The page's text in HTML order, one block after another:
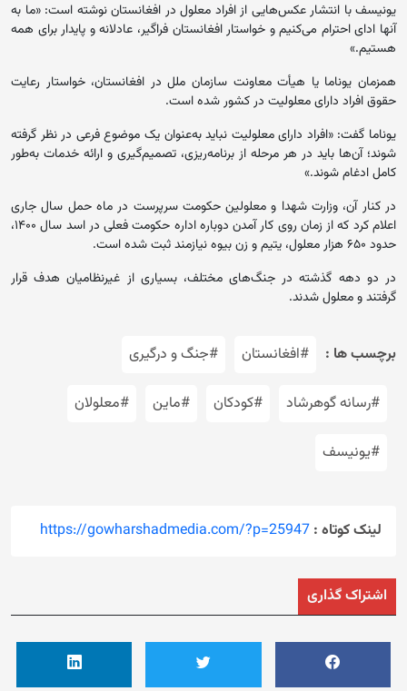
یونیسف با انتشار عکس‌هایی از افراد معلول در افغانستان نوشته است: «ما به
آنها ادای احترام می‌کنیم و خواستار افغانستان فراگیر، عادلانه و پایدار برای همه
هستیم.»
همزمان یوناما یا هیأت معاونت سازمان ملل در افغانستان، خواستار رعایت
حقوق افراد دارای معلولیت در کشور شده است.
یوناما گفت: «افراد دارای معلولیت نباید به‌عنوان یک موضوع فرعی در نظر گرفته
شوند؛ آن‌ها باید در هر مرحله از برنامه‌ریزی، تصمیم‌گیری و ارائه خدمات به‌طور
کامل ادغام شوند.»
در کنار آن، وزارت شهدا و معلولین حکومت سرپرست در ماه حمل سال جاری
اعلام کرد که از زمان روی کار آمدن دوباره اداره حکومت فعلی در اسد سال ۱۴۰۰،
حدود ۶۵۰ هزار معلول، یتیم و زن بیوه نیازمند ثبت شده است.
در دو دهه گذشته در جنگ‌های مختلف، بسیاری از غیرنظامیان هدف قرار
گرفتند و معلول شدند.
برچسب ها : #افغانستان #جنگ و درگیری
#رسانه گوهرشاد #کودکان #ماین #معلولان
#یونیسف
لینک کوتاه : https://gowharshadmedia.com/?p=25947
اشتراک گذاری